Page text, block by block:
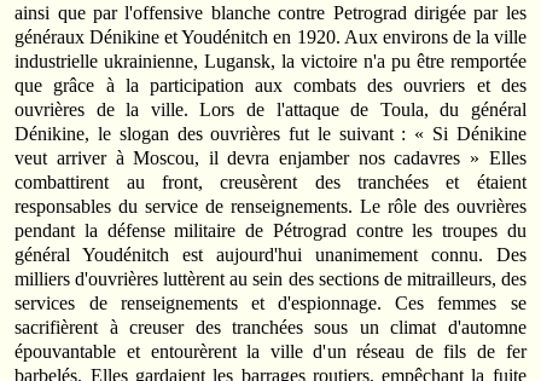
ainsi que par l'offensive blanche contre Petrograd dirigée par les
généraux Dénikine et Youdénitch en 1920. Aux environs de la ville
industrielle ukrainienne, Lugansk, la victoire n'a pu être remportée
que grâce à la participation aux combats des ouvriers et des
ouvrières de la ville. Lors de l'attaque de Toula, du général
Dénikine, le slogan des ouvrières fut le suivant : « Si Dénikine
veut arriver à Moscou, il devra enjamber nos cadavres » Elles
combattirent au front, creusèrent des tranchées et étaient
responsables du service de renseignements. Le rôle des ouvrières
pendant la défense militaire de Pétrograd contre les troupes du
général Youdénitch est aujourd'hui unanimement connu. Des
milliers d'ouvrières luttèrent au sein des sections de mitrailleurs, des
services de renseignements et d'espionnage. Ces femmes se
sacrifièrent à creuser des tranchées sous un climat d'automne
épouvantable et entourèrent la ville d'un réseau de fils de fer
barbelés. Elles gardaient les barrages routiers, empêchant la fuite